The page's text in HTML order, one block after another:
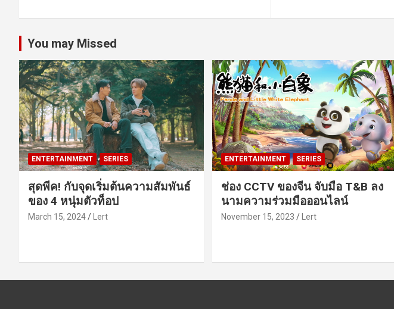
You may Missed
ENTERTAINMENT SERIES
สุดพีค! กับจุดเริ่มต้นความสัมพันธ์
ของ 4 หนุ่มตัวท็อป
March 15, 2024 Lert
ENTERTAINMENT SERIES
ช่อง CCTV ของจีน จับมือ T&B ลง
นามความร่วมมือออนไลน์
November 15, 2023 Lert